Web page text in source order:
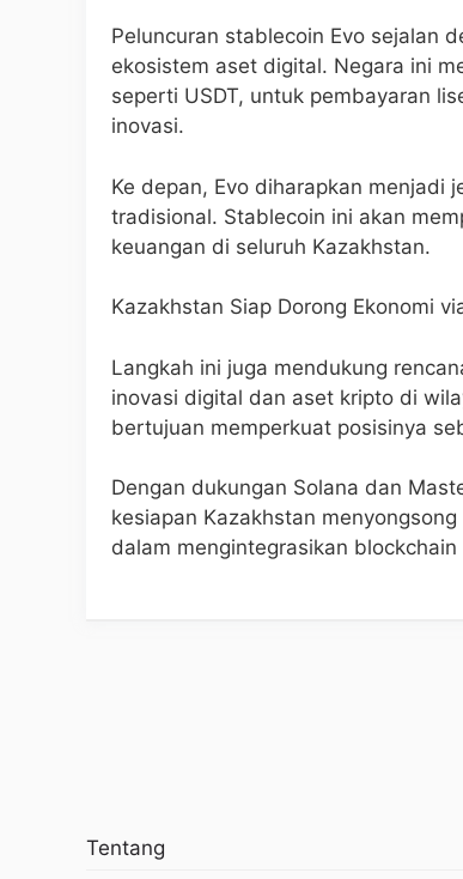
Peluncuran stablecoin Evo sejalan
ekosistem aset digital. Negara ini
seperti USDT, untuk pembayaran
inovasi.
Ke depan, Evo diharapkan menjadi
tradisional. Stablecoin ini akan
keuangan di seluruh Kazakhstan.
Kazakhstan Siap Dorong Ekonomi
Langkah ini juga mendukung
inovasi digital dan aset kripto di
bertujuan memperkuat posisinya
Dengan dukungan Solana dan
kesiapan Kazakhstan
dalam mengintegrasikan
Tentang